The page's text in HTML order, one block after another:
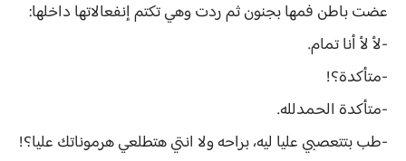
عضت باطن فمها بجنون ثم ردت وهي تكتم إنفعالاتها داخلها:
-لأ لأ أنا تمام.
-متأكدة؟!
-متأكدة الحمدلله.
-طب بتتعصبي عليا ليه، براحه ولا انتي هتطلعي هرموناتك عليا؟!